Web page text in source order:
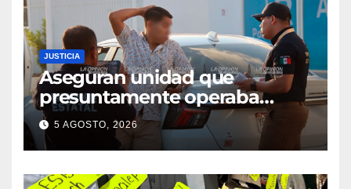
JUSTICIA
Aseguran unidad que
presuntamente operaba
mediante aplicación digital en
operativo de Transporte
Público
5 AGOSTO, 2026